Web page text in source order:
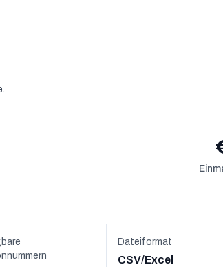
Dateiformat
CSV/Excel